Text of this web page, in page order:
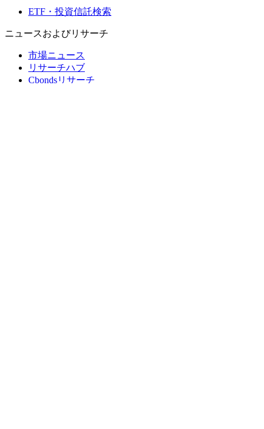
ETF・投資信託検索
ニュースおよびリサーチ
市場ニュース
リサーチハブ
Cbondsリサーチ